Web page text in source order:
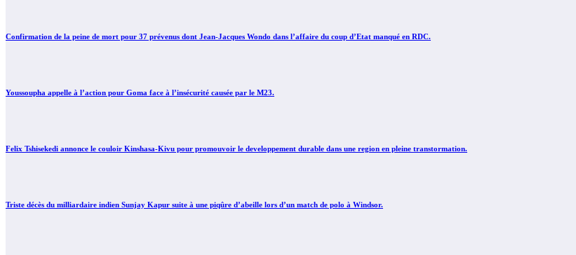
Confirmation de la peine de mort pour 37 prévenus dont Jean-Jacques Wondo dans l’affaire du coup d’Etat manqué en RDC.
Youssoupha appelle à l’action pour Goma face à l’insécurité causée par le M23.
Felix Tshisekedi annonce le couloir Kinshasa-Kivu pour promouvoir le developpement durable dans une region en pleine transtormation.
Triste décès du milliardaire indien Sunjay Kapur suite à une piqûre d’abeille lors d’un match de polo à Windsor.